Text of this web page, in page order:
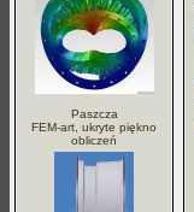
Paszcza
FEM-art, ukryte piękno
obliczeń